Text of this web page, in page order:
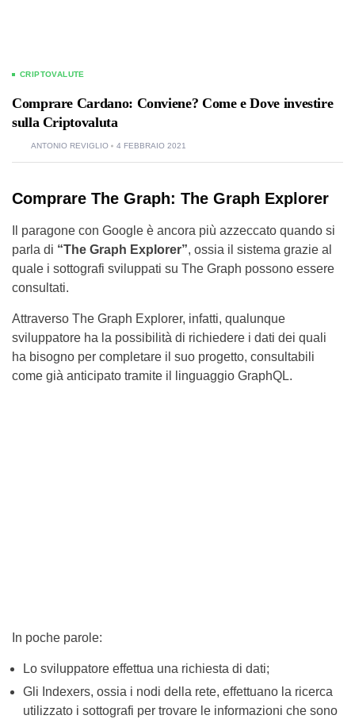
CRIPTOVALUTE
Comprare Cardano: Conviene? Come e Dove investire
sulla Criptovaluta
ANTONIO REVIGLIO 4 FEBBRAIO 2021
Comprare The Graph: The Graph Explorer
Il paragone con Google è ancora più azzeccato quando si
parla di “The Graph Explorer”, ossia il sistema grazie al
quale i sottografi sviluppati su The Graph possono essere
consultati.
Attraverso The Graph Explorer, infatti, qualunque
sviluppatore ha la possibilità di richiedere i dati dei quali
ha bisogno per completare il suo progetto, consultabili
come già anticipato tramite il linguaggio GraphQL.
In poche parole:
Lo sviluppatore effettua una richiesta di dati;
Gli Indexers, ossia i nodi della rete, effettuano la ricerca
utilizzato i sottografi per trovare le informazioni che sono